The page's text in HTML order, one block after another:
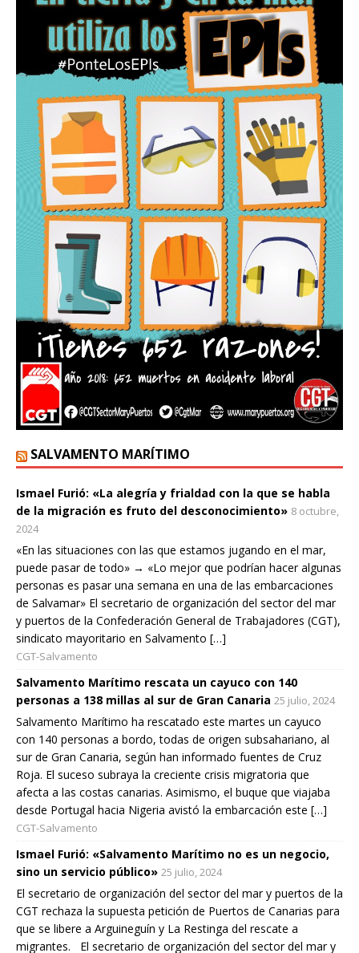
SALVAMENTO MARÍTIMO
Ismael Furió: «La alegría y frialdad con la que se habla
de la migración es fruto del desconocimiento» 8 octubre,
2024
«En las situaciones con las que estamos jugando en el mar,
puede pasar de todo» → «Lo mejor que podrían hacer algunas
personas es pasar una semana en una de las embarcaciones
de Salvamar» El secretario de organización del sector del mar
y puertos de la Confederación General de Trabajadores (CGT),
sindicato mayoritario en Salvamento […]
CGT-Salvamento
Salvamento Marítimo rescata un cayuco con 140
personas a 138 millas al sur de Gran Canaria 25 julio, 2024
Salvamento Marítimo ha rescatado este martes un cayuco
con 140 personas a bordo, todas de origen subsahariano, al
sur de Gran Canaria, según han informado fuentes de Cruz
Roja. El suceso subraya la creciente crisis migratoria que
afecta a las costas canarias. Asimismo, el buque que viajaba
desde Portugal hacia Nigeria avistó la embarcación este […]
CGT-Salvamento
Ismael Furió: «Salvamento Marítimo no es un negocio,
sino un servicio público» 25 julio, 2024
El secretario de organización del sector del mar y puertos de la
CGT rechaza la supuesta petición de Puertos de Canarias para
que se libere a Arguineguín y La Restinga del rescate a
migrantes. El secretario de organización del sector del mar y